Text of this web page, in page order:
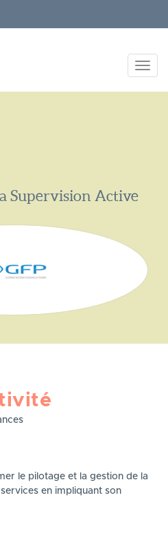
Supervision Active
le pilotage et la gestion de la
en impliquant son